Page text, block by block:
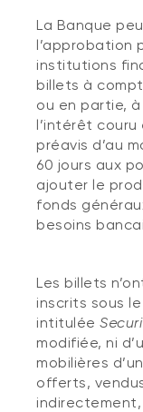
La Banque
l’approbation
institutions
billets à
ou en partie,
l’intérêt
préavis d’au
60 jours aux
ajouter le
fonds
besoins
Les billets
inscrits sous
intitulée
modifiée, ni
mobilières
offerts,
indirectement,